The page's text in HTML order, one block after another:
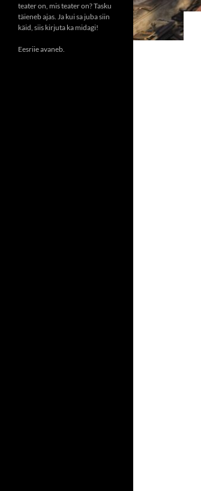
teater on, mis teater on? Tasku
täieneb ajas. Ja kui sa juba siin
käid, siis kirjuta ka midagi!
Eesriie avaneb.